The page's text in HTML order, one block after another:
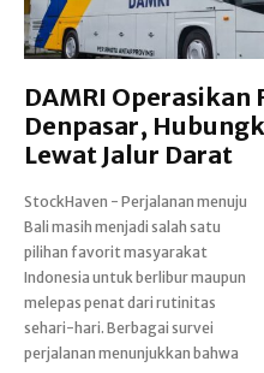
DAMRI Operasikan
Denpasar,
Lewat Jalur Darat
StockHaven - Perjalanan menuju
Bali masih menjadi salah satu
pilihan favorit masyarakat
Indonesia untuk berlibur maupun
melepas penat dari rutinitas
sehari-hari. Berbagai survei
perjalanan menunjukkan bahwa
masyarakat melakukan
perjalanan untuk rekreasi
sekaligus mencari pengalaman
baru, dengan biaya perjalanan
sebagai salah satu pertimbangan